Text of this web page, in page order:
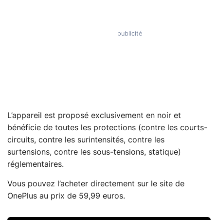
L’appareil est proposé exclusivement en noir et
bénéficie de toutes les protections (contre les courts-
circuits, contre les surintensités, contre les
surtensions, contre les sous-tensions, statique)
réglementaires.
Vous pouvez l’acheter directement sur le site de
OnePlus au prix de 59,99 euros.